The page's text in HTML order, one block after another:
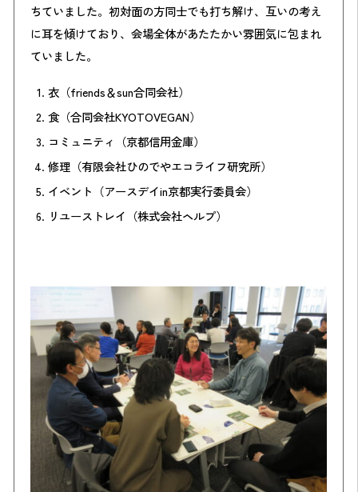
ちていました。初対面の方同士でも打ち解け、互いの考え
に耳を傾けており、会場全体があたたかい雰囲気に包まれ
ていました。
衣（friends＆sun合同会社）
食（合同会社KYOTOVEGAN）
コミュニティ（京都信用金庫）
修理（有限会社ひのでやエコライフ研究所）
イベント（アースデイin京都実行委員会）
リユーストレイ（株式会社ヘルプ）